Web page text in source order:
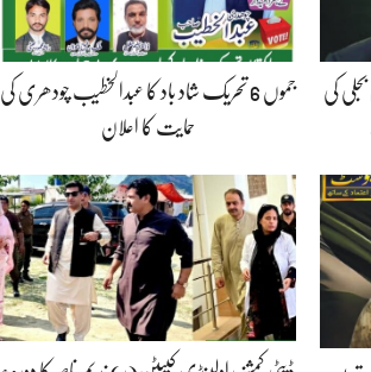
کی
جموں 6 تحریک شاد باد کا عبدالخطیب چودھری کی
حمایت کا اعلان